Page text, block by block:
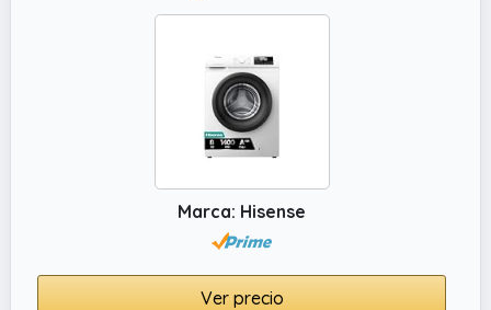
Marca: Hisense
Ver precio